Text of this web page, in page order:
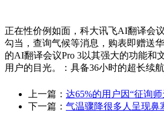
正在性价例如面，科大讯飞AI翻译会
勾当，查询气候等消息，购表即赠送
的AI翻译会议Pro 3以其强大的功能和
用户的目光。：具备36小时的超长续航
上一篇： 达65%的用户因“征询
下一篇： 气温骤降很多人呈现鼻